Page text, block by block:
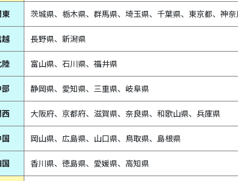
東 茨城県、栃木県、群馬県、埼玉県、千葉県、東京都、神
長野県、新潟県
富山県、 石川県、 福井県
静岡県、 愛知県、 三重県、 岐阜県
西 大阪府、京都府、滋賀県、奈良県、和歌山県、兵庫県
岡山県、広島県、山口県、鳥取県、島根県
香川県、徳島県、愛媛県、高知県